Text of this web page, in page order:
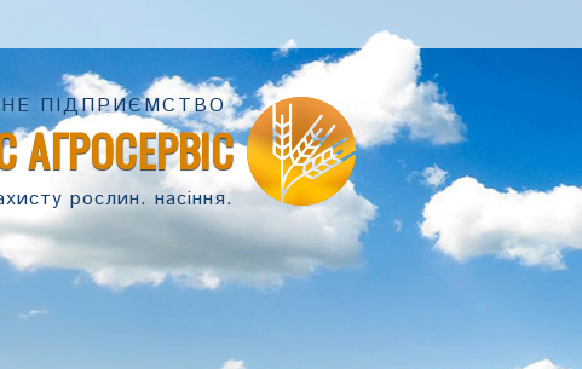
ПІДПРИЄМСТВО
АГРОСЕРВІС
рослин. насіння.